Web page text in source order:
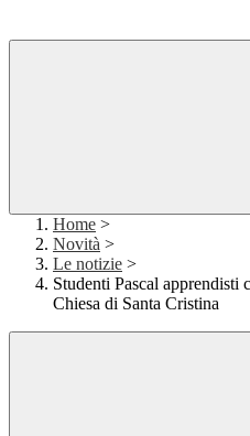
Home >
Novità >
Le notizie >
Studenti Pascal apprendisti
Chiesa di Santa Cristina